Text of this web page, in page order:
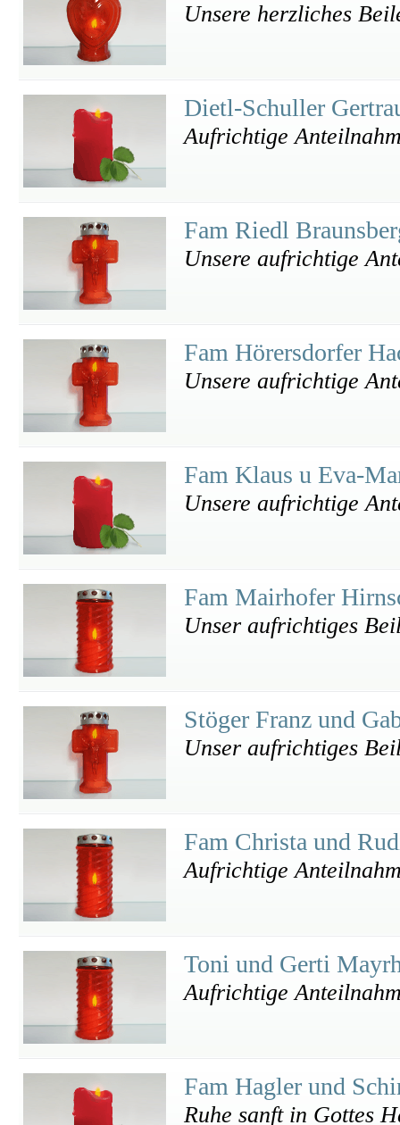
Unsere herzliches
Dietl-Schuller
Aufrichtige
Fam Riedl
Unsere aufrichtige
Fam Hörersdorfer
Unsere aufrichtige
Fam Klaus u Eva-
Unsere aufrichtige
Fam Mairhofer
Unser aufrichtiges
Stöger Franz und
Unser aufrichtiges
Fam Christa und
Aufrichtige
Toni und Gerti
Aufrichtige
Fam Hagler und
Ruhe sanft in Gottes